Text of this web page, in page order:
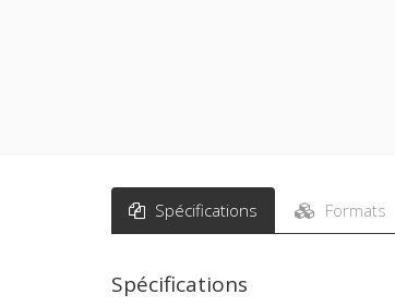
Spécifications Formats
Spécifications